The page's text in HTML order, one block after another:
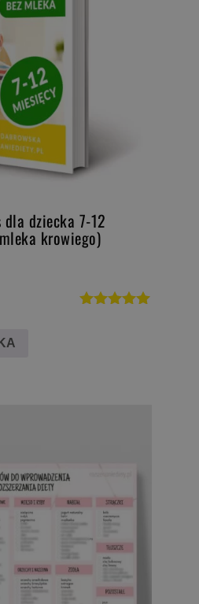
dla dziecka 7-12
krowiego)